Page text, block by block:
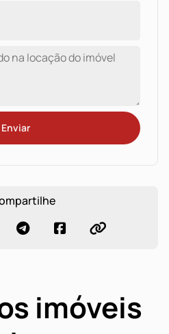
Enviar
imóveis